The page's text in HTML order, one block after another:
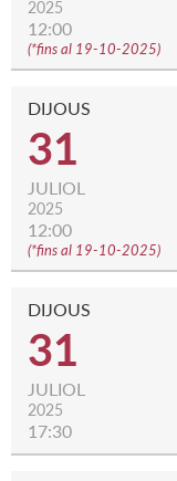
2025
12:00
(*fins al 19-10-2025)
DIJOUS
31
JULIOL
2025
12:00
(*fins al 19-10-2025)
DIJOUS
31
JULIOL
2025
17:30